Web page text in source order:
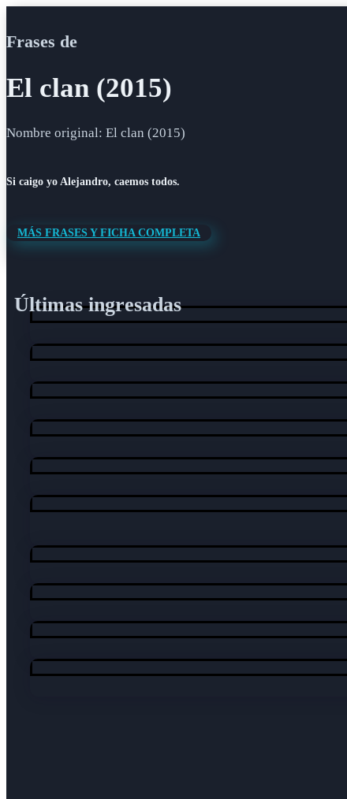
Frases de
El clan (2015)
Nombre original: El clan (2015)
Si caigo yo Alejandro, caemos todos.
MÁS FRASES Y FICHA COMPLETA
Últimas ingresadas